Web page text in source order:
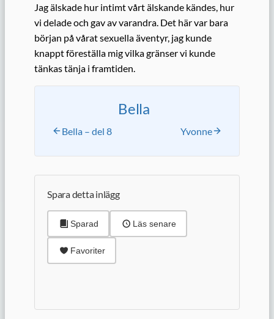
Jag älskade hur intimt vårt älskande kändes, hur
vi delade och gav av varandra. Det här var bara
början på vårat sexuella äventyr, jag kunde
knappt föreställa mig vilka gränser vi kunde
tänkas tänja i framtiden.
Bella
Bella – del 8 Yvonne
Spara detta inlägg
Sparad Läs senare
Favoriter